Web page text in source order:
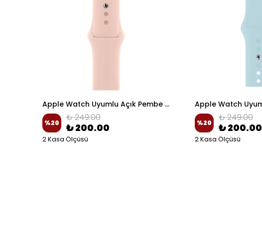
Apple Watch Uyumlu Açık Pembe Spor Silikon Kordon
%20 ₺ 249.00
₺ 200.00
2 Kasa Ölçüsü
%20 ₺ 249.00
₺ 200.00
2 Kasa Ölçüsü